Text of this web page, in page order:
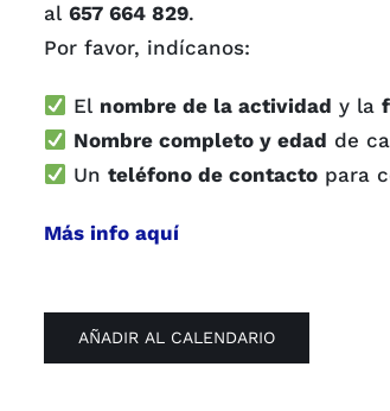
al 657 664 829.
Por favor, indícanos:
El nombre de la actividad y la
Nombre completo y edad de
Unteléfono de contacto para
Más info aquí
AÑADIR AL CALENDARIO